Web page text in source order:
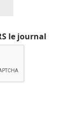
le journal